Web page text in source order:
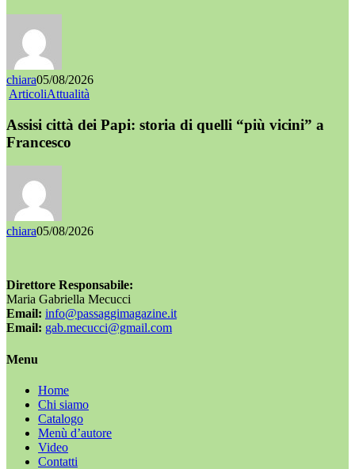
chiara05/08/2026
ArticoliAttualità
Assisi città dei Papi: storia di quelli “più vicini” a
Francesco
chiara05/08/2026
Direttore Responsabile:
Maria Gabriella Mecucci
Email: info@passaggimagazine.it
Email: gab.mecucci@gmail.com
Menu
Home
Chi siamo
Catalogo
Menù d’autore
Video
Contatti